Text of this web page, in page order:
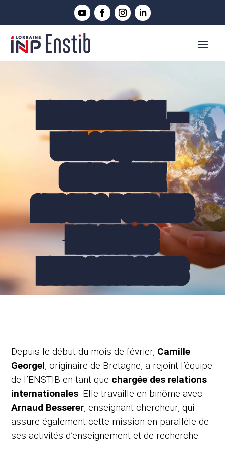
INTERNATIONAL –
MISSION POUR LES
Depuis le début du mois de février, Camille
Georgel, originaire de Bretagne, a rejoint l’équipe
de l’ENSTIB en tant que chargée des relations
internationales. Elle travaille en binôme avec
Arnaud Besserer, enseignant-chercheur, qui
assure également cette mission en parallèle de
ses activités d’enseignement et de recherche.